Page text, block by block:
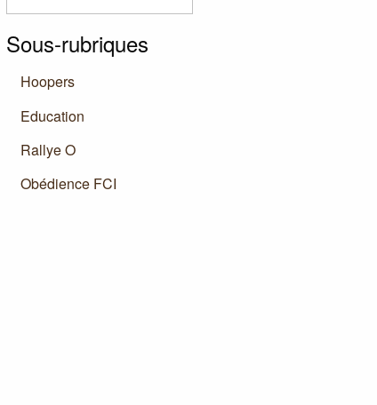
Sous-rubriques
Hoopers
Education
Rallye O
Obédience FCI